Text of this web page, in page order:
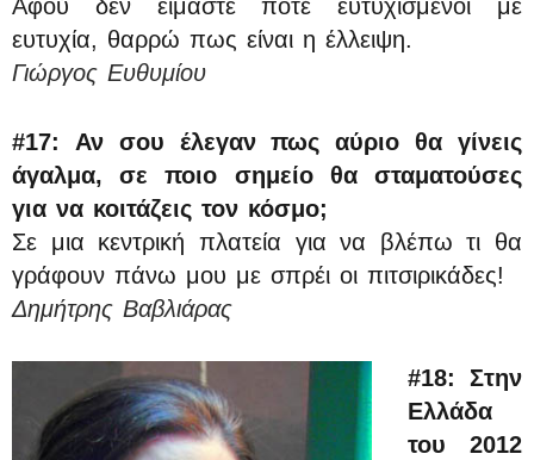
Αφού δεν είμαστε ποτέ ευτυχισμένοι με
ευτυχία, θαρρώ πως είναι η έλλειψη.
Γιώργος Ευθυμίου
#17: Αν σου έλεγαν πως αύριο θα γίνεις
άγαλμα, σε ποιο σημείο θα σταματούσες
για να κοιτάζεις τον κόσμο;
Σε μια κεντρική πλατεία για να βλέπω τι θα
γράφουν πάνω μου με σπρέι οι πιτσιρικάδες!
Δημήτρης Βαβλιάρας
#18: Στην
Ελλάδα
του 2012